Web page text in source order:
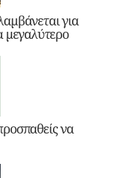
για
μεγαλύτερο
να